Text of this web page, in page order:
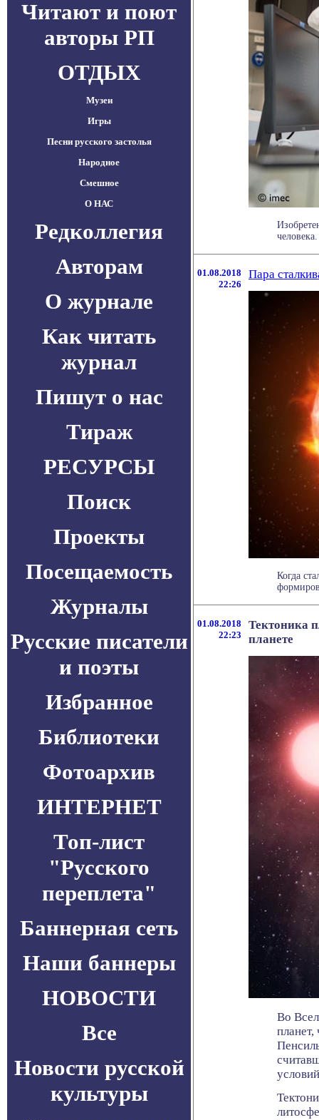
Читают и поют
авторы РП
ОТДЫХ
Музеи
Игры
Песни русского застолья
Народное
Смешное
О НАС
Редколлегия
Авторам
О журнале
Как читать
журнал
Пишут о нас
Тираж
РЕСУРСЫ
Поиск
Проекты
Посещаемость
Журналы
Русские писатели
и поэты
Избранное
Библиотеки
Фотоархив
ИНТЕРНЕТ
Топ-лист
"Русского
переплета"
Баннерная сеть
Наши баннеры
НОВОСТИ
Все
Новости русской
культуры
01.08.2018
22:26
Пара
Когда
01.08.2018
22:23
Тектоника
планете
Во
планет,